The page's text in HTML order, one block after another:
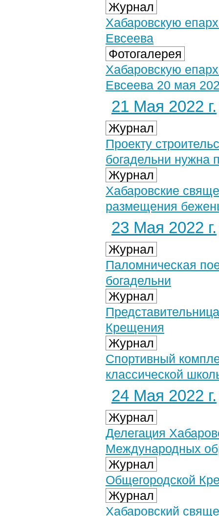
Журнал
Хабаровскую
Евсеева
Фотогалерея
Хабаровскую
Евсеева 20 мая
21 Мая 2022 г.
Журнал
Проекту
богадельни нужна
Журнал
Хабаровские
размещения
23 Мая 2022 г.
Журнал
Паломническая
богадельни
Журнал
Крещения
Журнал
Спортивный
классической
24 Мая 2022 г.
Журнал
Делегация
Международных
Журнал
Общегородской
Журнал
Хабаровский